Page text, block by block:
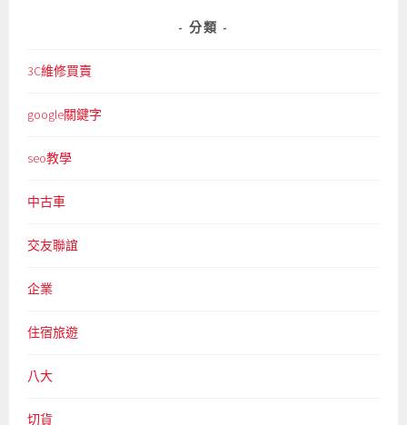
分類
3C維修買賣
google關鍵字
seo教學
中古車
交友聯誼
企業
住宿旅遊
八大
切貨